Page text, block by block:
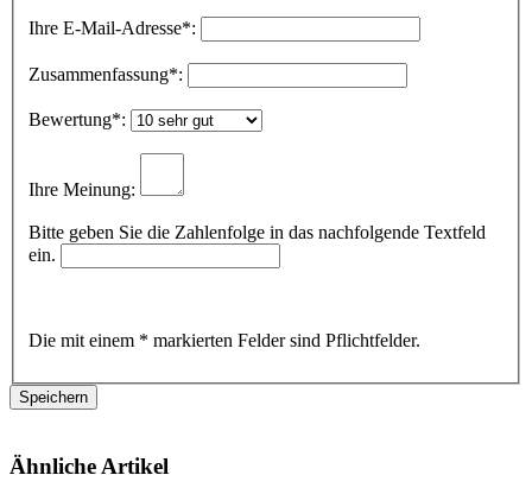
Ihre E-Mail-Adresse*:
Zusammenfassung*:
Bewertung*:
Ihre Meinung:
Bitte geben Sie die Zahlenfolge in das nachfolgende Textfeld
ein.
Die mit einem * markierten Felder sind Pflichtfelder.
Ähnliche Artikel